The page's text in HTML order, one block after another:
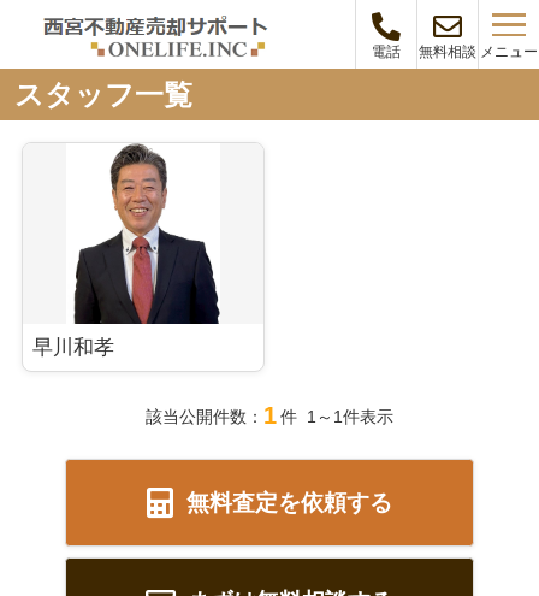
電話 無料相談 メニュー
スタッフ一覧
早川和孝
該当公開件数： 1件 1～1件表示
無料査定を依頼する